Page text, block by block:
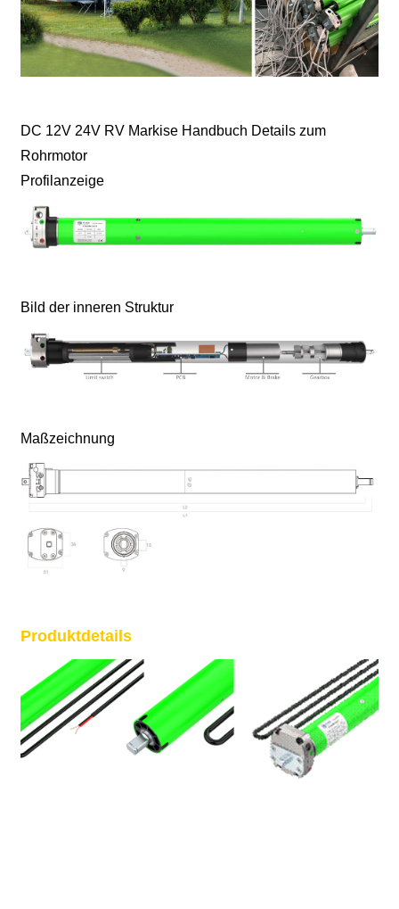
DC 12V 24V RV Markise Handbuch Details zum
Rohrmotor
Profilanzeige
Bild der inneren Struktur
Maßzeichnung
Produktdetails